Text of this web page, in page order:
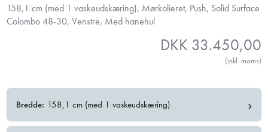
158,1 cm (med 1 vaskeudskæring), Mørkolieret, Push, Solid Surface
Colombo 48-30, Venstre, Med hanehul
DKK 33.450,00
(inkl. moms)
Bredde: 158,1 cm (med 1 vaskeudskæring) ›